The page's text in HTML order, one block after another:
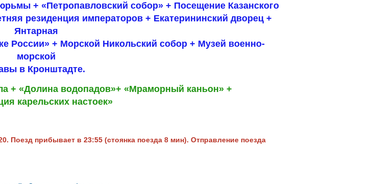
+ «Петропавловский собор» + Посещение Казанского
резиденция императоров + Екатерининский дворец +
Янтарная
России» + Морской Никольский собор + Музей военно-
морской
в Кронштадте.
+ «Долина водопадов»+ «Мраморный каньон» +
карельских настоек»
Поезд прибывает в 23:55 (стоянка поезда 8 мин). Отправление поезда